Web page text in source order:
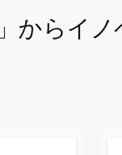
からイ